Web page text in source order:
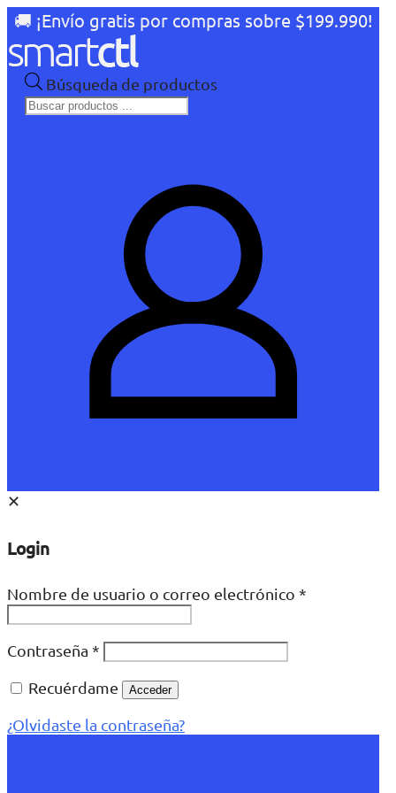
🚚 ¡Envío gratis por compras sobre $199.990!
Búsqueda de productos
✕
Login
Nombre de usuario o correo electrónico *
Contraseña *
Recuérdame
Acceder
¿Olvidaste la contraseña?